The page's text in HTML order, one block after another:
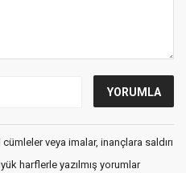
veya imalar, inançlara saldırı
harflerle yazılmış yorumlar